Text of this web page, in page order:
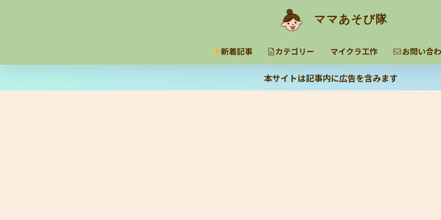
ママあそび隊
新着記事 カテゴリー マイクラ工作 お問い合
本サイトは記事内に広告を含みます